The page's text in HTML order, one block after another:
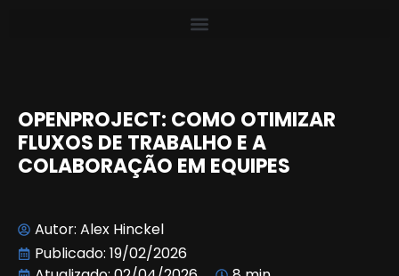
OPENPROJECT: COMO OTIMIZAR
FLUXOS DE TRABALHO E A
COLABORAÇÃO EM EQUIPES
Autor: Alex Hinckel
Publicado: 19/02/2026